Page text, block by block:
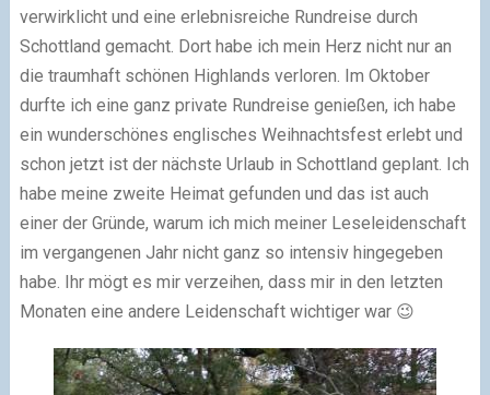
verwirklicht und eine erlebnisreiche Rundreise durch
Schottland gemacht. Dort habe ich mein Herz nicht nur an
die traumhaft schönen Highlands verloren. Im Oktober
durfte ich eine ganz private Rundreise genießen, ich habe
ein wunderschönes englisches Weihnachtsfest erlebt und
schon jetzt ist der nächste Urlaub in Schottland geplant. Ich
habe meine zweite Heimat gefunden und das ist auch
einer der Gründe, warum ich mich meiner Leseleidenschaft
im vergangenen Jahr nicht ganz so intensiv hingegeben
habe. Ihr mögt es mir verzeihen, dass mir in den letzten
Monaten eine andere Leidenschaft wichtiger war 😉